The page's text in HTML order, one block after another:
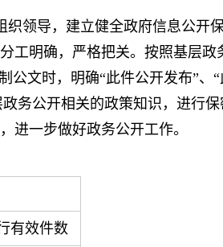
织领导，建立健全政府信息公开
工明确，严格把关。按照基层政
公文时，明确“此件公开发布”、
务公开相关的政策知识，进行
进一步做好政务公开工作。
有效件数